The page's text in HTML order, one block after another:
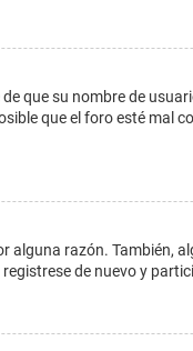
que su nombre de
que el foro esté
razón. También,
de nuevo y